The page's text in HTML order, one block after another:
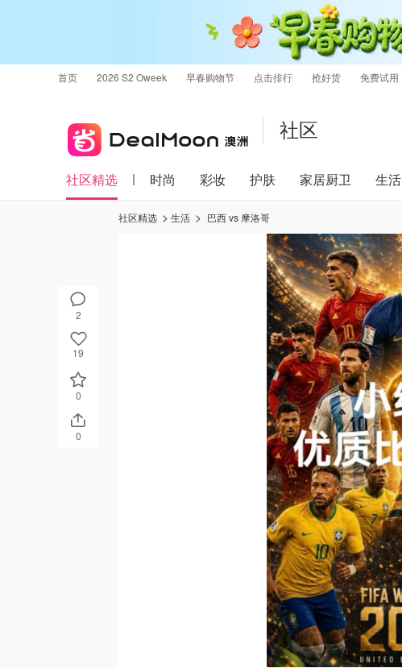
首页 2026 S2 Oweek 早春购物节 点击排行 抢好货 免费试用
社区
社区精选 时尚 彩妆 护肤 家居厨卫 生活
2
19
0
0
社区精选 生活 巴西 vs 摩洛哥